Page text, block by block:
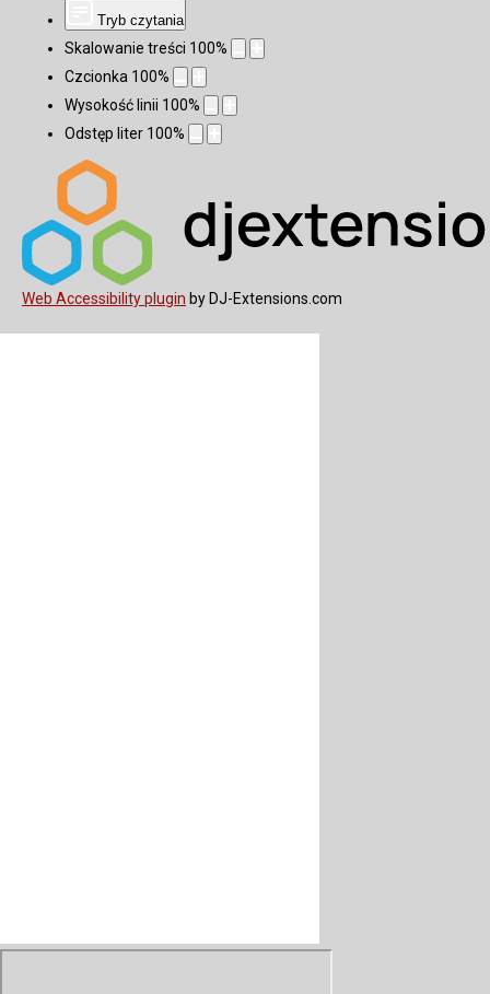
Tryb czytania
Skalowanie treści 100%
Czcionka 100%
Wysokość linii 100%
Odstęp liter 100%
Web Accessibility plugin by DJ-Extensions.com